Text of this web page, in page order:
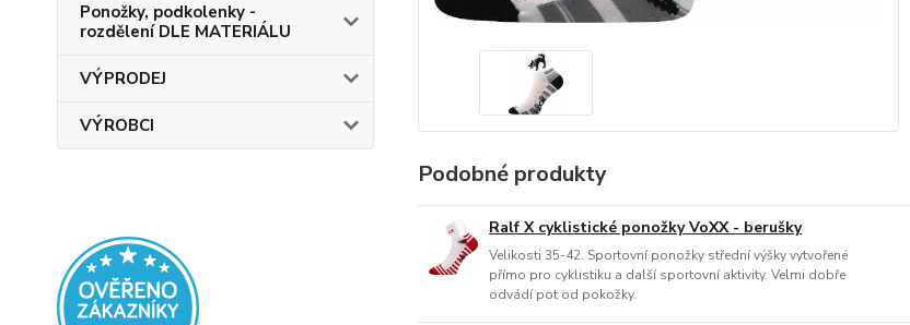
Ponožky, podkolenky -
rozdělení DLE MATERIÁLU
VÝPRODEJ
VÝROBCI
Podobné produkty
Ralf X cyklistické ponožky VoXX - berušky
Velikosti 35-42. Sportovní ponožky střední výšky vytvořené
přímo pro cyklistiku a další sportovní aktivity. Velmi dobře
odvádí pot od pokožky.